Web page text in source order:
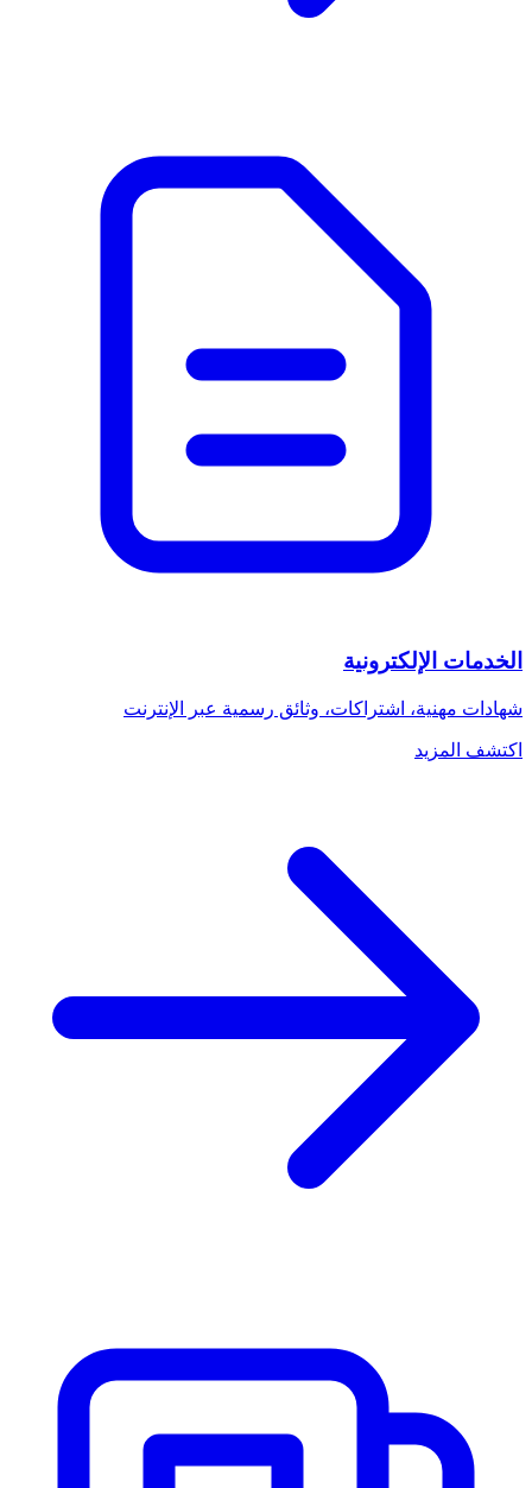
الخدمات الإلكترونية
شهادات مهنية، اشتراكات، وثائق رسمية عبر الإنترنت
اكتشف المزيد